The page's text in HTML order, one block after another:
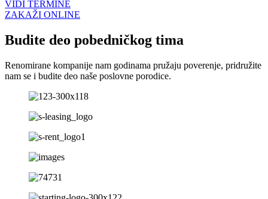
VIDI TERMINE
ZAKAŽI ONLINE
Budite deo pobedničkog tima
Renomirane kompanije nam godinama pružaju poverenje, pridružite
nam se i budite deo naše poslovne porodice.